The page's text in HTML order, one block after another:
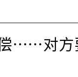
……对